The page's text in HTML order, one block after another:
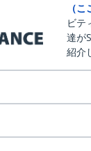
（
ビテ
達が
紹介